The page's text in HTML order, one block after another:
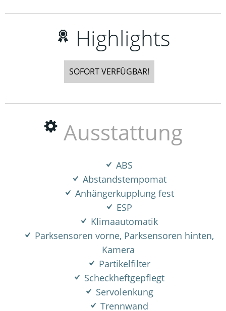
Highlights
SOFORT VERFÜGBAR!
Ausstattung
ABS
Abstandstempomat
Anhängerkupplung fest
ESP
Klimaautomatik
Parksensoren vorne, Parksensoren hinten,
Kamera
Partikelfilter
Scheckheftgepflegt
Servolenkung
Trennwand